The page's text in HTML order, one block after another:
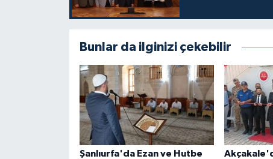
Bunlar da ilginizi çekebilir
Şanlıurfa'da Ezan ve Hutbe
Isparta Müftülüğü
İstanbul Müftülüğü
İzmir Müftülüğü
Kahramanmaraş Müftülüğü
Karabük Müftülüğü